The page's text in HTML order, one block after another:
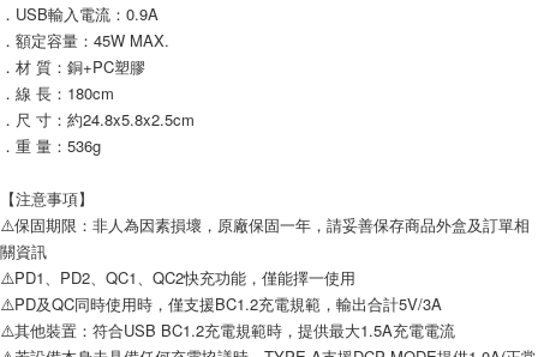
．USB輸入電流：0.9A
．額定容量：45W MAX.
．材 質：銅+PC塑膠
．線 長：180cm
．尺 寸：約24.8x5.8x2.5cm
．重 量：536g
【注意事項】
⚠️保固期限：非人為因素損壞，原廠保固一年，請妥善保存商品外盒及訂單相
關資訊
⚠️PD1、PD2、QC1、QC2快充功能，僅能擇一使用
⚠️PD及QC同時使用時，僅支援BC1.2充電規範，輸出合計5V/3A
⚠️其他裝置：符合USB BC1.2充電規範時，提供最大1.5A充電電流